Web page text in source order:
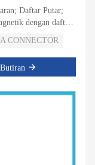
Daftar Putar;
dengan daftar
CONNECTOR
Butiran